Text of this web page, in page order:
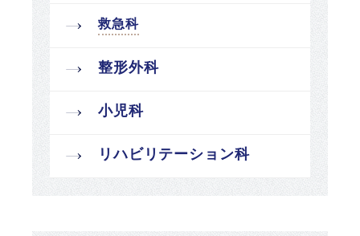
救急科
整形外科
小児科
リハビリテーション科